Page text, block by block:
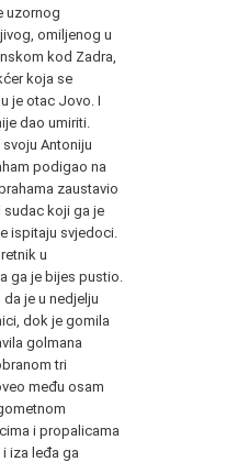
uzornog
omiljenog u
kod Zadra,
koja se
je otac Jovo. I
dao umiriti.
Antoniju
podigao na
zaustavio
sudac koji ga je
ispitaju svjedoci.
u
ga je bijes pustio.
je u nedjelju
dok je gomila
golmana
tri
među osam
i propalicama
iza leđa ga